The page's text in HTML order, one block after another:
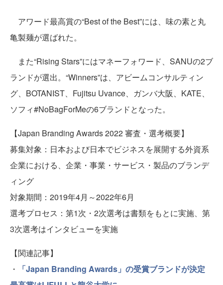
アワード最高賞の“Best of the Best”には、味の素と丸
亀製麺が選ばれた。
また“Rising Stars”にはマネーフォワード、SANUの2ブ
ランドが選出。“Winners”は、アビームコンサルティン
グ、BOTANIST、Fujitsu Uvance、ガンバ大阪、KATE、
ソフィ#NoBagForMeの6ブランドとなった。
【Japan Branding Awards 2022 審査・選考概要】
募集対象：日本および日本でビジネスを展開する外資系
企業における、企業・事業・サービス・製品のブランデ
ィング
対象期間：2019年4月～2022年6月
選考プロセス：第1次・2次選考は書類をもとに実施、第
3次選考はインタビューを実施
【関連記事】
・
「Japan Branding Awards」の受賞ブランドが決定